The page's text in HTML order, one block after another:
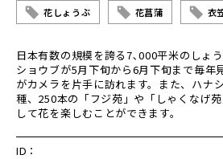
花しょうぶ 花菖蒲 衣
日本有数の規模を誇る7､000平米のしょ
ショウブが5月下旬から6月下旬まで毎年
がカメラを片手に訪れます。また、ハナ
種、250本の「フジ苑」や「しゃくなげ
して花を楽しむことができます。
ID：